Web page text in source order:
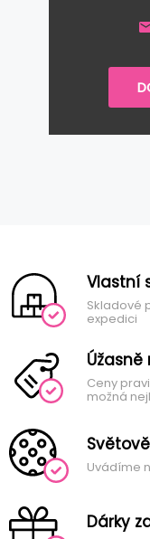
Vlastní
Skladové
expedici
Úžasně
Ceny
možná
Uvádíme
Dárky